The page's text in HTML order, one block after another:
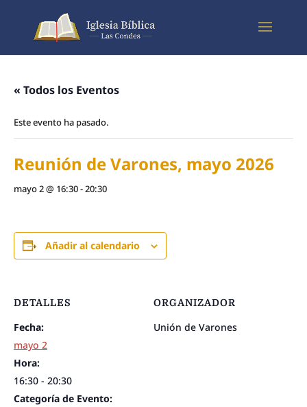
« Todos los Eventos
Este evento ha pasado.
Reunión de Varones, mayo 2026
mayo 2 @ 16:30-20:30
Añadir al calendario
DETALLES
Fecha:
mayo 2
Hora:
16:30 - 20:30
Categoría de Evento:
ORGANIZADOR
Unión de Varones